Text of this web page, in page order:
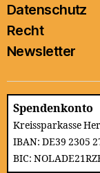
Datenschutz
Recht
Newsletter
Spendenkonto
Kreissparkasse
IBAN: DE39 2305
BIC: